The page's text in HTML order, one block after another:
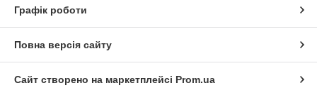
Графік роботи
Повна версія сайту
Сайт створено на маркетплейсі Prom.ua